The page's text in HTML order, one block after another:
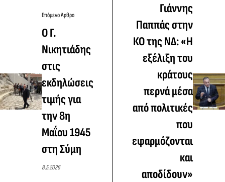
Επόμενο Άρθρο
Ο Γ.
Νικητιάδης
στις
εκδηλώσεις
τιμής για
την 8η
Μαΐου 1945
στη Σύμη
8.5.2026
Γιάννης
Παππάς στην
ΚΟ της ΝΔ: «Η
εξέλιξη του
κράτους
περνά μέσα
από πολιτικές
που
εφαρμόζονται
και
αποδίδουν»